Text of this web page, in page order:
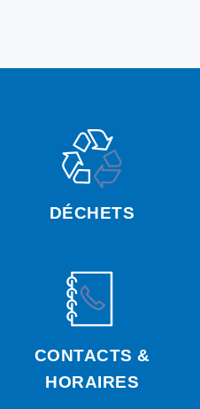
DÉCHETS
CONTACTS &
HORAIRES